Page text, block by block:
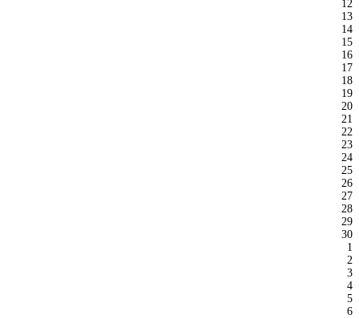
12
13
14
15
16
17
18
19
20
21
22
23
24
25
26
27
28
29
30
1
2
3
4
5
6